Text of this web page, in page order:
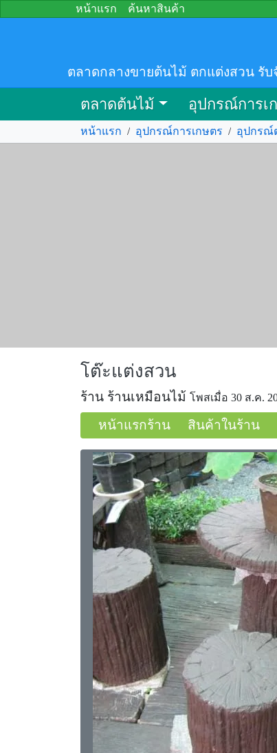
หน้าแรก ค้นหาสินค้า
ตลาดกลางขายต้นไม้ ตกแต่งสวน รั
ตลาดต้นไม้ อุปกรณ์การเ
หน้าแรก / อุปกรณ์การเกษตร / อุปกรณ์
โต๊ะแต่งสวน
ร้าน ร้านเหมือนไม้ โพสเมื่อ 30 ส.ค.
หน้าแรกร้าน สินค้าในร้าน